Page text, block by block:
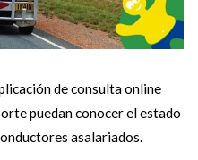
de consulta online
puedan conocer el estado
asalariados.